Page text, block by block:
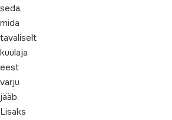
seda,
mida
tavaliselt
kuulaja
eest
varju
jääb.
Lisaks